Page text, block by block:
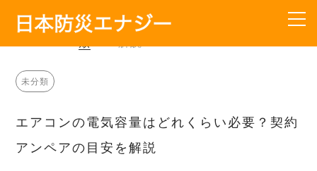
分
い必要？契約アンペアの目安を
未分類
エアコンの電気容量はどれくらい必要？契約
アンペアの目安を解説